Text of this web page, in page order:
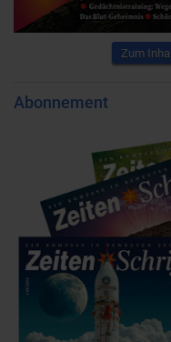
Zum
Abonnement